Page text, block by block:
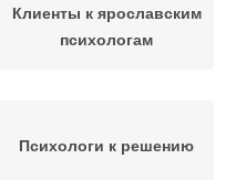
Клиенты к ярославским
психологам
Психологи к решению